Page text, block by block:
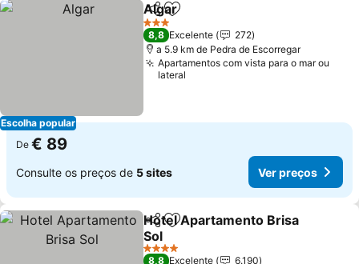
Escolha popular
PartilharAdicionar aos favoritos
Algar
3 Estrelas
8,8 Excelente
272
a 5.9 km de Pedra de Escorregar
Apartamentos com vista para o mar ou
lateral
De € 89
Consulte os preços de 5 sites Ver preços
PartilharAdicionar aos favoritos
Hotel Apartamento Brisa
Sol
Ver preços
4 Estrelas
8,8 Excelente 6.190